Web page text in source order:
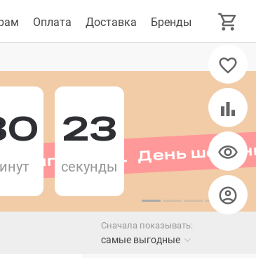
Оплата Доставка Бренды
11.11 День
22
секунды
Сначала показывать:
самые выгодные